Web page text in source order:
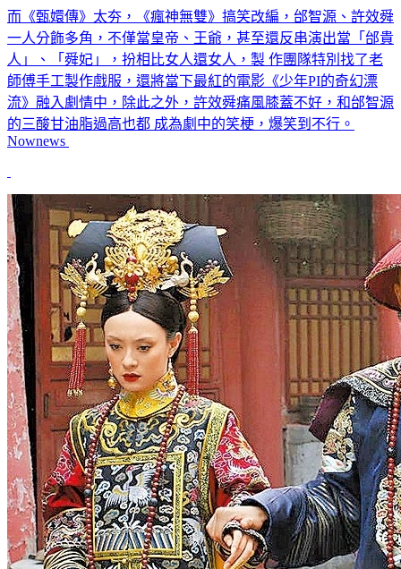
而《甄嬛傳》太夯，《瘋神無雙》搞笑改編，邰智源、許效舜
一人分飾多角，不僅當皇帝、王爺，甚至還反串演出當「邰貴
人」、「舜妃」，扮相比女人還女人，製 作團隊特別找了老
師傅手工製作戲服，還將當下最紅的電影《少年PI的奇幻漂
流》融入劇情中，除此之外，許效舜痛風膝蓋不好，和邰智源
的三酸甘油脂過高也都 成為劇中的笑梗，爆笑到不行。
Nownews